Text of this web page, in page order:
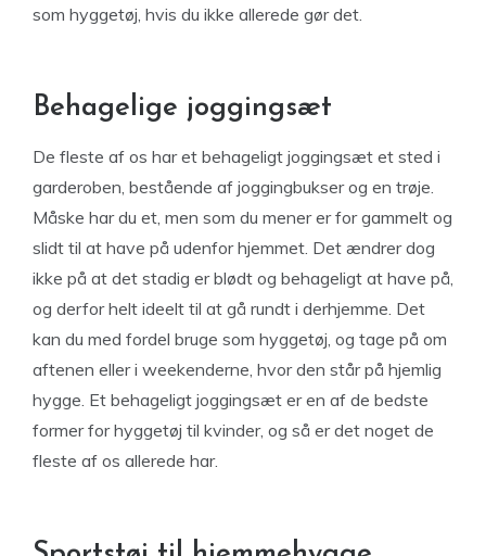
som hyggetøj, hvis du ikke allerede gør det.
Behagelige joggingsæt
De fleste af os har et behageligt joggingsæt et sted i
garderoben, bestående af joggingbukser og en trøje.
Måske har du et, men som du mener er for gammelt og
slidt til at have på udenfor hjemmet. Det ændrer dog
ikke på at det stadig er blødt og behageligt at have på,
og derfor helt ideelt til at gå rundt i derhjemme. Det
kan du med fordel bruge som hyggetøj, og tage på om
aftenen eller i weekenderne, hvor den står på hjemlig
hygge. Et behageligt joggingsæt er en af de bedste
former for hyggetøj til kvinder, og så er det noget de
fleste af os allerede har.